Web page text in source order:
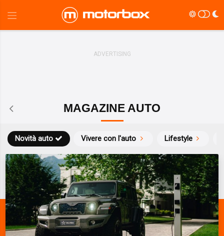
MAGAZINE AUTO
Novità auto Vivere con l'auto Lifestyle